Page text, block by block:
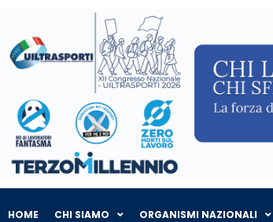
HOME CHI SIAMO ORGANISMI NAZIONALI